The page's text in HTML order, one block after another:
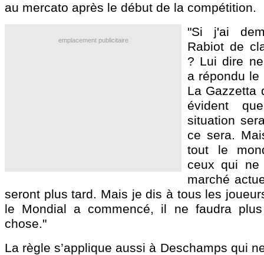
au mercato après le début de la compétition.
emplacement publicitaire
"Si j'ai
Rabiot de
? Lui dire
a répondu
La Gazzetta
évident
situation
ce sera.
tout le
ceux qui
marché
seront plus tard. Mais je dis à tous les
le Mondial a commencé, il ne faudra
chose."
La règle s’applique aussi à Deschamps qui